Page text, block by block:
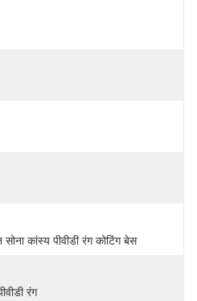
कांस्य पीवीडी रंग कोटिंग बेस
रंग